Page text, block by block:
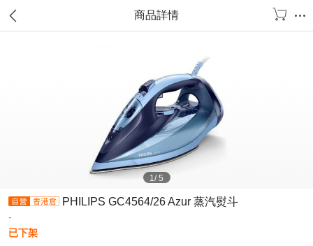
商品詳情
1/5
PHILIPS GC4564/26 Azur 蒸汽熨斗
-
已下架